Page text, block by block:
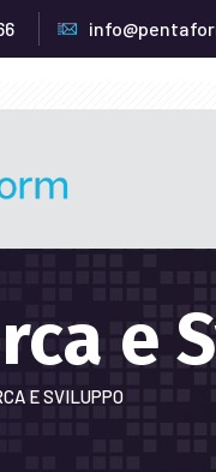
e
E SVILUPPO